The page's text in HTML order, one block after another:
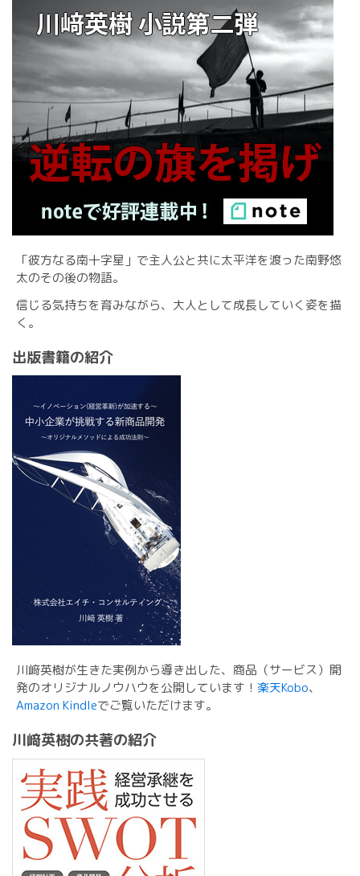
「彼方なる南十字星」で主人公と共に太平洋を渡った南野悠
太のその後の物語。
信じる気持ちを育みながら、大人として成長していく姿を描
く。
出版書籍の紹介
川﨑英樹が生きた実例から導き出した、商品（サービス）開
発のオリジナルノウハウを公開しています！ 楽天Kobo、
Amazon Kindleでご覧いただけます。
川﨑英樹の共著の紹介